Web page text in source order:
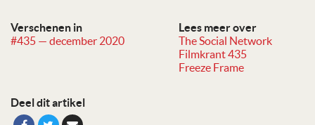
Verschenen in
#435 — december 2020
Lees meer over
The Social Network
Filmkrant 435
Freeze Frame
Deel dit artikel